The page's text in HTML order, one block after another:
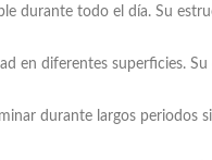
durante todo el día. Su
en diferentes superficies.
durante largos periodos